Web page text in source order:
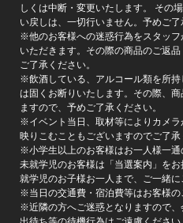
しくは中断・変更いたします。 その
い戻しは、一切行いません。予めご了
※他のお客様への迷惑行為をスタッ
いただきます。その際の商品のご返
ご了承ください。
※飲酒している、アルコール類を所
は固くお断りいたします。その際、
ますので、予めご了承ください。
※イベント当日、取材等によりカメ
映りこむこともございますのでご了承
※小学生以上のお客様はお一人様一通
未就学児のお客様は「当選案内」を
就学児のお子様お一人まで、ご一緒に
※当日の交通費・宿泊費等はお客様の
※近隣の方へご迷惑となりますので、